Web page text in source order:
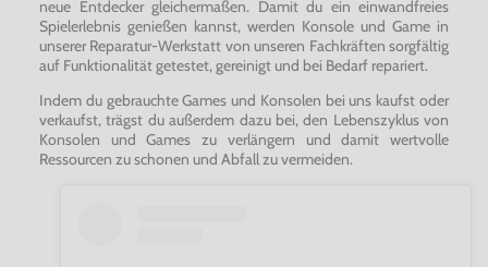
neue Entdecker gleichermaßen. Damit du ein einwandfreies
Spielerlebnis genießen kannst, werden Konsole und Game in
unserer Reparatur-Werkstatt von unseren Fachkräften sorgfältig
auf Funktionalität getestet, gereinigt und bei Bedarf repariert.
Indem du gebrauchte Games und Konsolen bei uns kaufst oder
verkaufst, trägst du außerdem dazu bei, den Lebenszyklus von
Konsolen und Games zu verlängern und damit wertvolle
Ressourcen zu schonen und Abfall zu vermeiden.